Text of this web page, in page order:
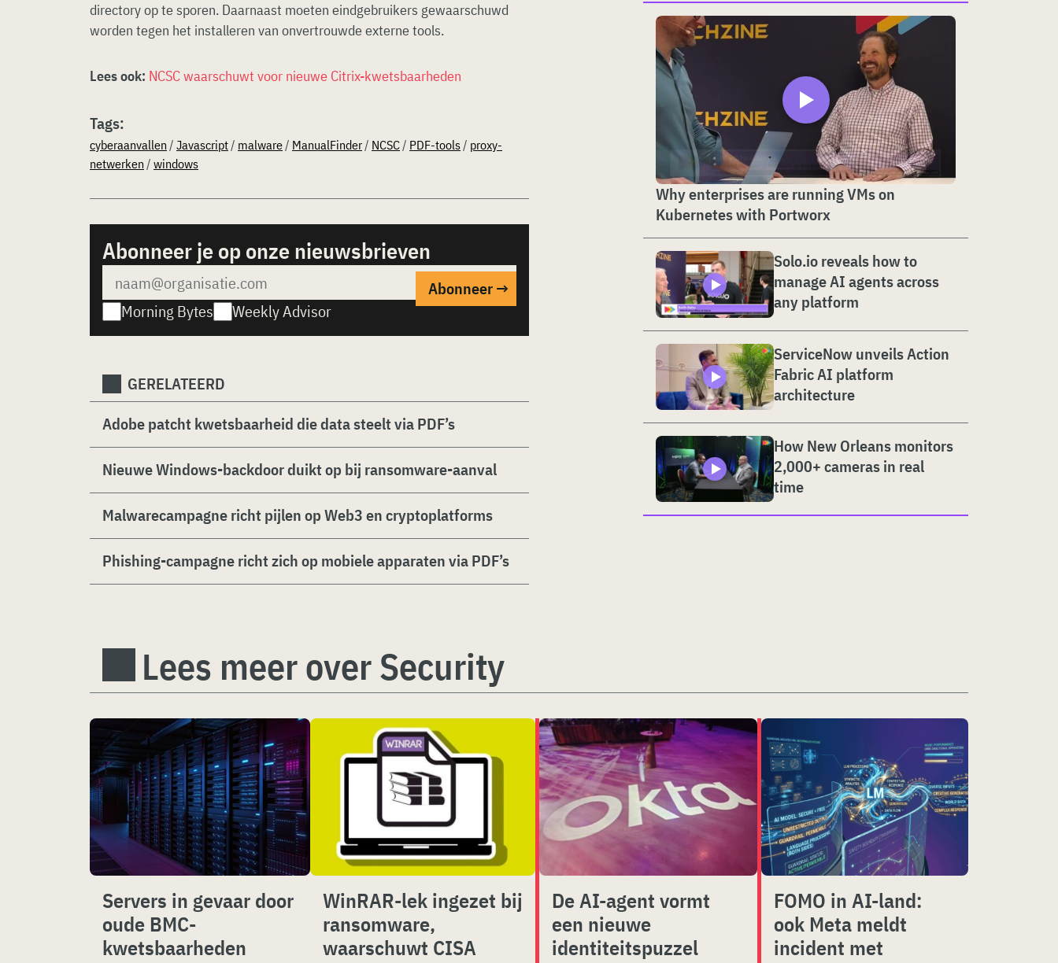
directory op te sporen. Daarnaast moeten eindgebruikers gewaarschuwd
worden tegen het installeren van onvertrouwde externe tools.
Lees ook: NCSC waarschuwt voor nieuwe Citrix-kwetsbaarheden
Tags:
cyberaanvallen / Javascript/ malware/ ManualFinder/ NCSC/ PDF-tools/ proxy-
netwerken / windows
Abonneer je op onze nieuwsbrieven
Morning Bytes Weekly Advisor
GERELATEERD
Adobe patcht kwetsbaarheid die data steelt via PDF’s
Nieuwe Windows-backdoor duikt op bij ransomware-aanval
Malwarecampagne richt pijlen op Web3 en cryptoplatforms
Phishing-campagne richt zich op mobiele apparaten via PDF’s
Why enterprises are running VMs on
Kubernetes with Portworx
Solo.io reveals how to
manage AI agents across
any platform
ServiceNow unveils Action
Fabric AI platform
architecture
How New Orleans monitors
2,000+ cameras in real
time
Lees meer over Security
Servers in gevaar door
oude BMC-
kwetsbaarheden
WinRAR-lek ingezet bij
ransomware,
waarschuwt CISA
De AI-agent vormt
een nieuwe
identiteitspuzzel
FOMO in AI-land:
ook Meta meldt
incident met